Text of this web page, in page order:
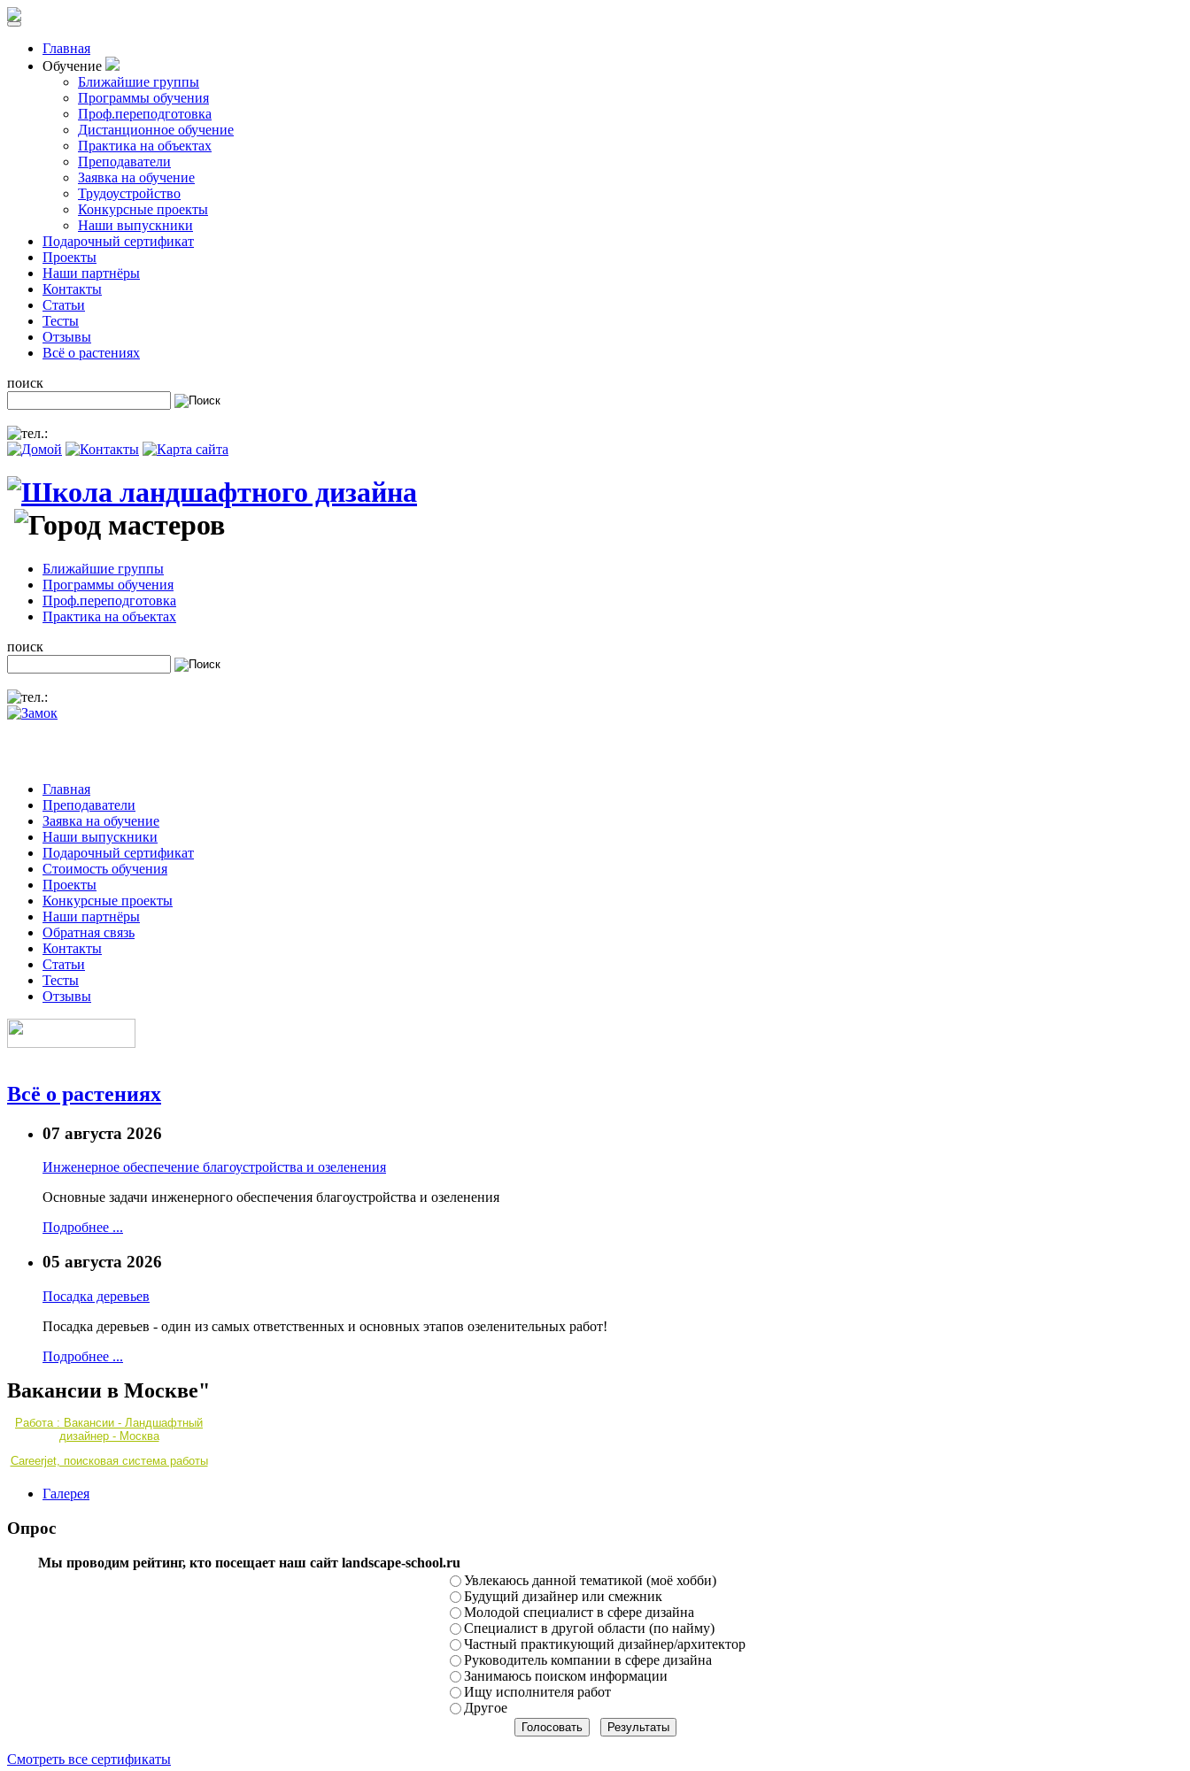
Главная
Обучение
Ближайшие группы
Программы обучения
Проф.переподготовка
Дистанционное обучение
Практика на объектах
Преподаватели
Заявка на обучение
Трудоустройство
Конкурсные проекты
Наши выпускники
Подарочный сертификат
Проекты
Наши партнёры
Контакты
Статьи
Тесты
Отзывы
Всё о растениях
поиск
Ближайшие группы
Программы обучения
Проф.переподготовка
Практика на объектах
поиск
Главная
Преподаватели
Заявка на обучение
Наши выпускники
Подарочный сертификат
Стоимость обучения
Проекты
Конкурсные проекты
Наши партнёры
Обратная связь
Контакты
Статьи
Тесты
Отзывы
Всё о растениях
07 августа 2026
Инженерное обеспечение благоустройства и озеленения
Основные задачи инженерного обеспечения благоустройства и озеленения
Подробнее ...
05 августа 2026
Посадка деревьев
Посадка деревьев - один из самых ответственных и основных этапов озеленительных работ!
Подробнее ...
Вакансии в Москве"
Работа : Вакансии - Ландшафтный
дизайнер - Москва
Careerjet, поисковая система работы
Галерея
Опрос
Мы проводим рейтинг, кто посещает наш сайт landscape-school.ru
Увлекаюсь данной тематикой (моё хобби)
Будущий дизайнер или смежник
Молодой специалист в сфере дизайна
Специалист в другой области (по найму)
Частный практикующий дизайнер/архитектор
Руководитель компании в сфере дизайна
Занимаюсь поиском информации
Ищу исполнителя работ
Другое
Смотреть все сертификаты